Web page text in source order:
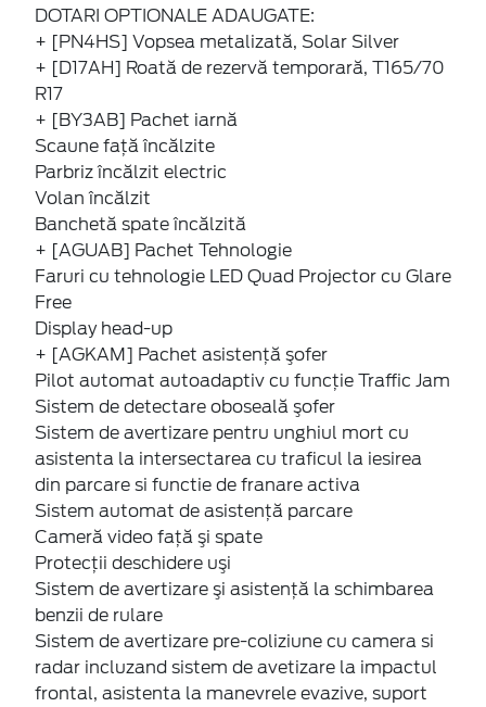
DOTARI OPTIONALE ADAUGATE:
+ [PN4HS] Vopsea metalizată, Solar Silver
+ [D17AH] Roată de rezervă temporară, T165/70
R17
+ [BY3AB] Pachet iarnă
Scaune faţă încălzite
Parbriz încălzit electric
Volan încălzit
Banchetă spate încălzită
+ [AGUAB] Pachet Tehnologie
Faruri cu tehnologie LED Quad Projector cu Glare
Free
Display head-up
+ [AGKAM] Pachet asistenţă şofer
Pilot automat autoadaptiv cu funcție Traffic Jam
Sistem de detectare oboseală şofer
Sistem de avertizare pentru unghiul mort cu
asistenta la intersectarea cu traficul la iesirea
din parcare si functie de franare activa
Sistem automat de asistenţă parcare
Cameră video faţă şi spate
Protecţii deschidere uşi
Sistem de avertizare şi asistenţă la schimbarea
benzii de rulare
Sistem de avertizare pre-coliziune cu camera si
radar incluzand sistem de avetizare la impactul
frontal, asistenta la manevrele evazive, suport